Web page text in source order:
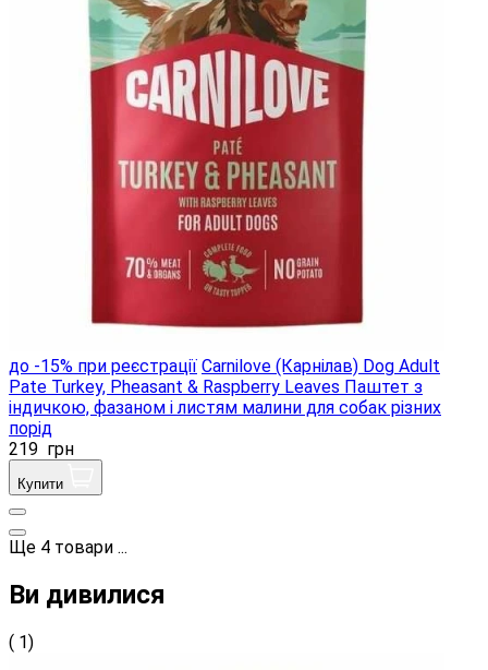
до -15% при реєстрації Carnilove (Карнілав) Dog Adult
Pate Turkey, Pheasant & Raspberry Leaves Паштет з
індичкою, фазаном і листям малини для собак різних
порід
219 грн
Купити
Ще 4 товари ...
Ви дивилися
( 1)